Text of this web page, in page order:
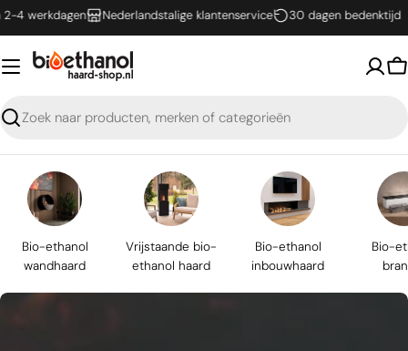
Ga
naar
inhoud
Nederlandstalige klantenservice 30 dagen bedenktijd
Zoeken
Bio-ethanol
wandhaard
Vrijstaande bio-
ethanol haard
Bio-ethanol
inbouwhaard
Bio-